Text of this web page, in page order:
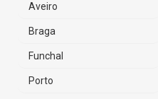
Aveiro
Braga
Funchal
Porto